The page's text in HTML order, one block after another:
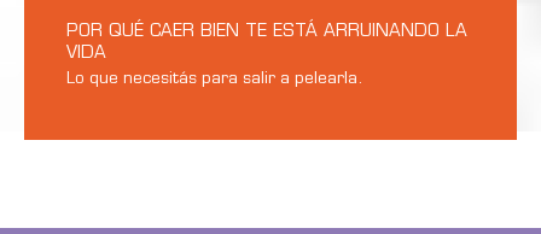
POR QUÉ CAER BIEN TE ESTÁ ARRUINANDO LA
VIDA
Lo que necesitás para salir a pelearla.